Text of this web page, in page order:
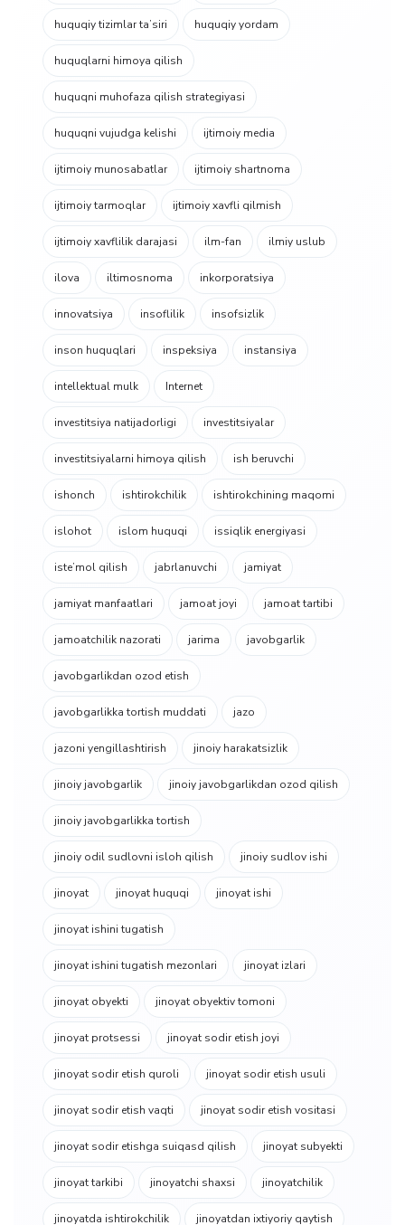
huquqiy tizimlar taʼsiri huquqiy yordam
huquqlarni himoya qilish
huquqni muhofaza qilish strategiyasi
huquqni vujudga kelishi ijtimoiy media
ijtimoiy munosabatlar ijtimoiy shartnoma
ijtimoiy tarmoqlar ijtimoiy xavfli qilmish
ijtimoiy xavflilik darajasi ilm-fan ilmiy uslub
ilova iltimosnoma inkorporatsiya
innovatsiya insoflilik insofsizlik
inson huquqlari inspeksiya instansiya
intellektual mulk Internet
investitsiya natijadorligi investitsiyalar
investitsiyalarni himoya qilish ish beruvchi
ishonch ishtirokchilik ishtirokchining maqomi
islohot islom huquqi issiqlik energiyasi
isteʼmol qilish jabrlanuvchi jamiyat
jamiyat manfaatlari jamoat joyi jamoat tartibi
jamoatchilik nazorati jarima javobgarlik
javobgarlikdan ozod etish
javobgarlikka tortish muddati jazo
jazoni yengillashtirish jinoiy harakatsizlik
jinoiy javobgarlik jinoiy javobgarlikdan ozod qilish
jinoiy javobgarlikka tortish
jinoiy odil sudlovni isloh qilish jinoiy sudlov ishi
jinoyat jinoyat huquqi jinoyat ishi
jinoyat ishini tugatish
jinoyat ishini tugatish mezonlari jinoyat izlari
jinoyat obyekti jinoyat obyektiv tomoni
jinoyat protsessi jinoyat sodir etish joyi
jinoyat sodir etish quroli jinoyat sodir etish usuli
jinoyat sodir etish vaqti jinoyat sodir etish vositasi
jinoyat sodir etishga suiqasd qilish jinoyat subyekti
jinoyat tarkibi jinoyatchi shaxsi jinoyatchilik
jinoyatda ishtirokchilik jinoyatdan ixtiyoriy qaytish